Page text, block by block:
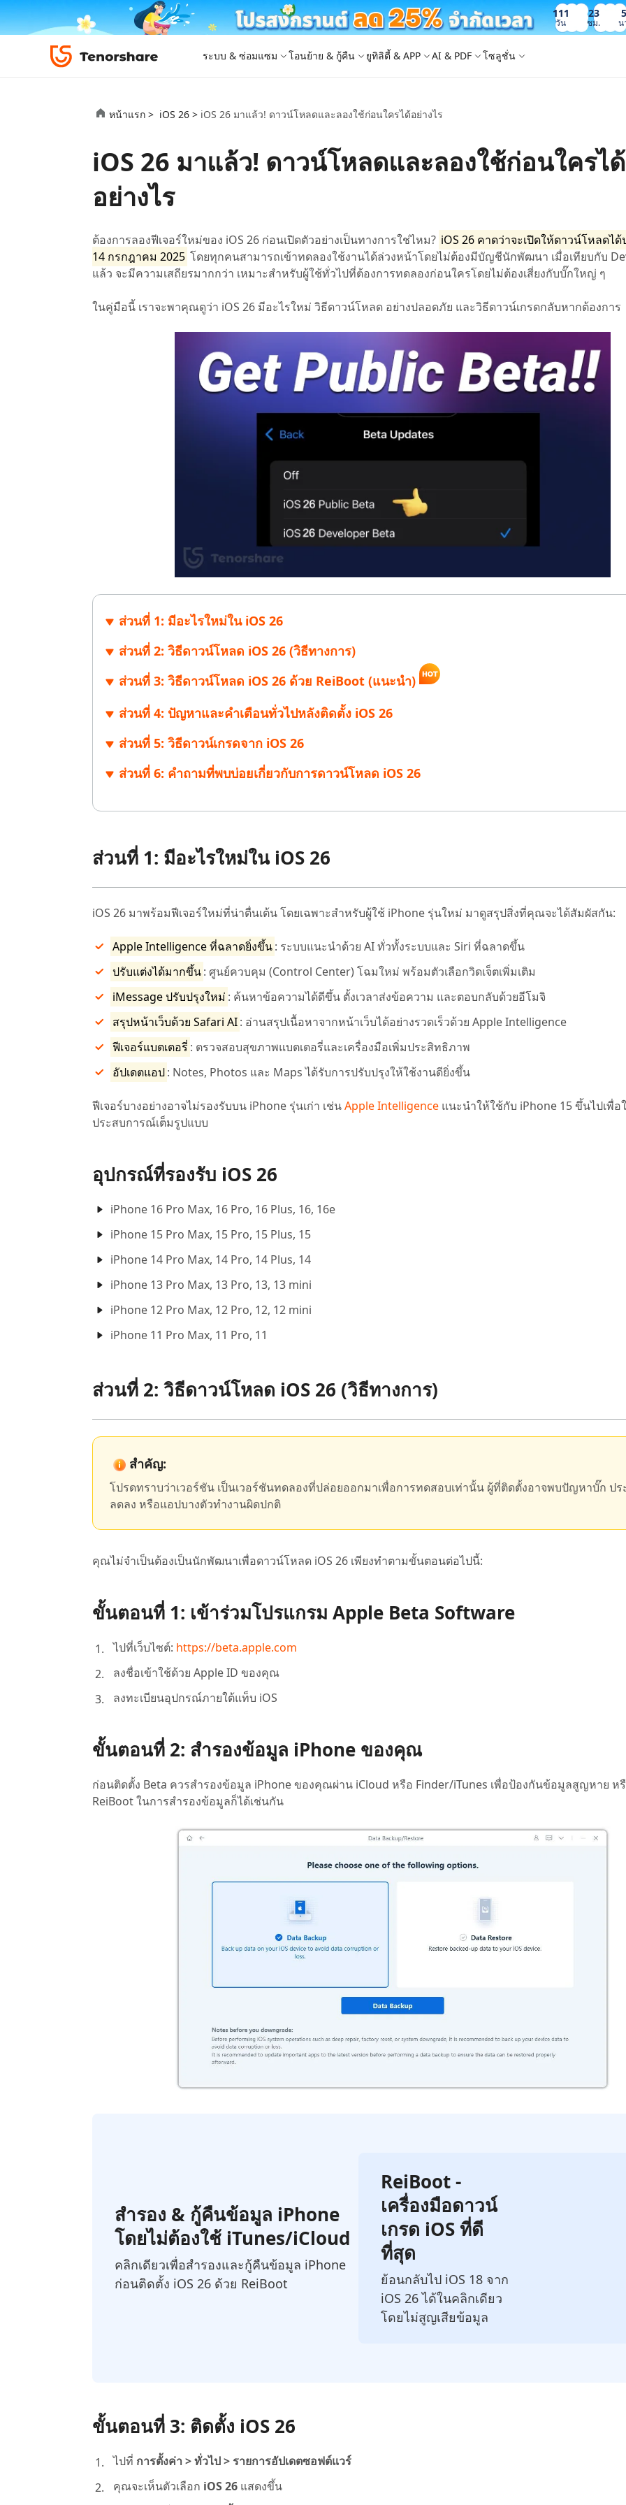
111
วัน
23
ชม. น
ReiBoot
PDNob
iAnyGo
ระบบ & ซ่อมแซม
ReiBoot - ซ่อมแซมระบบ iOS 4DDiG Windows Boot Genius
ReiBoot - ซ่อมแซมระบบ Android
ซ่อมแซมระบบ Android ง่าย ๆ
4DDiG Partition Manager 4DDiG Video Repair
โอนย้าย & กู้คืน
เครื่องมือโอนย้าย
ย้าย LINE ระหว่าง Android & iPhone สำรองและจัดการข้อมูล iOS อย่างง่ายดาย ย้าย Whatsapp ระหว่าง Android & iPhone
เครื่องมือกู้คืนข้อมูล
กู้คืนข้อมูล iPhone/iPad ที่สูญหาย กู้คืนข้อมูล Android โดยไม่ต้องรูท
UltData WhatsApp Recovery
กู้คืนการแชท WhatsApp บน Android/
4DDiG - Windows Data Recovery
กู้คืนไฟล์ที่ถูกลบใน Windows
4DDiG - Mac Data Recovery
กู้คืนไฟล์ที่ถูกลบบน Mac
ยูทิลิตี้ & APP
Desktop
เปลี่ยนตำแหน่งโดยไม่ต้องเจลเบรก/รูท ปลดล็อค iPhone/iPad โดยไม่ต้องใช้รหัสผ่าน ปลดล็อค Android และ bypass FRP
4MeKey- iPhone Activation Unlock
ปลดล็อค iCloud activation lock
Mobile
iAnyGo- iOS APP
เปลี่ยนตำแหน่ง iPhone โดยไม่ใช้พีซี
iAnyGo - Fake GPS APP Android
New
เปลี่ยนตำแหน่ง Android โดยไม่ต้องใช้พีซี
iCareFone Transfer APP
ย้ายแชท Whatsapp Android/iPhone
UltData for Android APP Cleanup Pro APP
ล้างข้อมูล iPhone ด้วย AI ฟรี
AI & PDF
Desktop
แก้ไขและปรับปรุง PDF ด้วย AI บน Windows
PDNob - PDF Editor for Mac
แก้ไขและจัดการ PDF ด้วย AI บน macOS
จับภาพและแปลงภาพเป็นข้อความ ลบไฟล์ซ้ำด้วย AI
Web
ใหม่
แปลงและรู้จำตัวอักษร (OCR) จาก PDF ได้ฟรีออน
สร้างสไลด์ได้ภายในไม่กี่วินาทีด้วย AI
Tenorshare AI Bypass
มาแรง
แปลงเนื้อหา AI ให้เหมือนเขียนโดยมนุษย์
2.0.0
สรุปเอกสาร PDF ได้อย่างชาญฉลาดด้วย AI
เขียนได้เร็วขึ้น ฉลาดขึ้น และดีกว่าด้วย AI
โซลูชั่น
หมวดหมู่โซลูชัน
iPhone MDM Bypass
โปรแกรมปลดล็อก Android
FRP Bypass
Android Data Recovery
ซ่อมแซมระบบ Android
กู้คืนรูปภาพของ iPhone
ดาวน์เกรด iOS
ศูนย์กลางร้านค้า
หน้าแรก > iOS 26 > iOS 26 มาแล้ว! ดาวน์โหลดและลองใช้ก่อนใครได้อย่างไร
iOS 26 มาแล้ว! ดาวน์โหลดและลองใช้ก่อนใครได้
อย่างไร
ต้องการลองฟีเจอร์ใหม่ของ iOS 26 ก่อนเปิดตัวอย่างเป็นทางการใช่ไหม? iOS 26 คาดว่าจะเปิดให้ดาวน์โหลดไ
14 กรกฎาคม 2025 โดยทุกคนสามารถเข้าทดลองใช้งานได้ล่วงหน้าโดยไม่ต้องมีบัญชีนักพัฒนา เมื่อเทียบกับ
แล้ว จะมีความเสถียรมากกว่า เหมาะสำหรับผู้ใช้ทั่วไปที่ต้องการทดลองก่อนใครโดยไม่ต้องเสี่ยงกับบั๊กใหญ่ ๆ
ในคู่มือนี้ เราจะพาคุณดูว่า iOS 26 มีอะไรใหม่ วิธีดาวน์โหลด อย่างปลอดภัย และวิธีดาวน์เกรดกลับหากต้องการ
ส่วนที่ 1: มีอะไรใหม่ใน iOS 26
ส่วนที่ 2: วิธีดาวน์โหลด iOS 26 (วิธีทางการ)
ส่วนที่ 3: วิธีดาวน์โหลด iOS 26 ด้วย ReiBoot (แนะนำ)
ส่วนที่ 4: ปัญหาและคำเตือนทั่วไปหลังติดตั้ง iOS 26
ส่วนที่ 5: วิธีดาวน์เกรดจาก iOS 26
ส่วนที่ 6: คำถามที่พบบ่อยเกี่ยวกับการดาวน์โหลด iOS 26
ส่วนที่ 1: มีอะไรใหม่ใน iOS 26
iOS 26 มาพร้อมฟีเจอร์ใหม่ที่น่าตื่นเต้น โดยเฉพาะสำหรับผู้ใช้ iPhone รุ่นใหม่ มาดูสรุปสิ่งที่คุณจะได้สัมผัสกัน:
Apple Intelligence ที่ฉลาดยิ่งขึ้น: ระบบแนะนำด้วย AI ทั่วทั้งระบบและ Siri ที่ฉลาดขึ้น
ปรับแต่งได้มากขึ้น: ศูนย์ควบคุม (Control Center) โฉมใหม่ พร้อมตัวเลือกวิดเจ็ตเพิ่มเติม
iMessage ปรับปรุงใหม่ : ค้นหาข้อความได้ดีขึ้น ตั้งเวลาส่งข้อความ และตอบกลับด้วยอีโมจิ
สรุปหน้าเว็บด้วย Safari AI: อ่านสรุปเนื้อหาจากหน้าเว็บได้อย่างรวดเร็วด้วย Apple Intelligence
ฟีเจอร์แบตเตอรี่ : ตรวจสอบสุขภาพแบตเตอรี่และเครื่องมือเพิ่มประสิทธิภาพ
อัปเดตแอป: Notes, Photos และ Maps ได้รับการปรับปรุงให้ใช้งานดียิ่งขึ้น
ฟีเจอร์บางอย่างอาจไม่รองรับบน iPhone รุ่นเก่า เช่นApple Intelligence แนะนำให้ใช้กับ iPhone 15 ขึ้นไปเพื่อ
ประสบการณ์เต็มรูปแบบ
อุปกรณ์ที่รองรับ iOS 26
iPhone 16 Pro Max, 16 Pro, 16 Plus, 16, 16e
iPhone 15 Pro Max, 15 Pro, 15 Plus, 15
iPhone 14 Pro Max, 14 Pro, 14 Plus, 14
iPhone 13 Pro Max, 13 Pro, 13, 13 mini
iPhone 12 Pro Max, 12 Pro, 12, 12 mini
iPhone 11 Pro Max, 11 Pro, 11
ส่วนที่ 2: วิธีดาวน์โหลด iOS 26 (วิธีทางการ)
สำคัญ:
โปรดทราบว่าเวอร์ชัน เป็นเวอร์ชันทดลองที่ปล่อยออกมาเพื่อการทดสอบเท่านั้น ผู้ที่ติดตั้งอาจพบปัญหาบั๊ก ป
ลดลง หรือแอปบางตัวทำงานผิดปกติ
คุณไม่จำเป็นต้องเป็นนักพัฒนาเพื่อดาวน์โหลด iOS 26 เพียงทำตามขั้นตอนต่อไปนี้:
ขั้นตอนที่ 1: เข้าร่วมโปรแกรม Apple Beta Software
ไปที่เว็บไซต์: https://beta.apple.com
ลงชื่อเข้าใช้ด้วย Apple ID ของคุณ
ลงทะเบียนอุปกรณ์ภายใต้แท็บ iOS
ขั้นตอนที่ 2: สำรองข้อมูล iPhone ของคุณ
ก่อนติดตั้ง Beta ควรสำรองข้อมูล iPhone ของคุณผ่าน iCloud หรือ Finder/iTunes เพื่อป้องกันข้อมูลสูญหาย ห
ReiBoot ในการสำรองข้อมูลก็ได้เช่นกัน
สำรอง & กู้คืนข้อมูล iPhone
โดยไม่ต้องใช้ iTunes/iCloud
คลิกเดียวเพื่อสำรองและกู้คืนข้อมูล iPhone
ก่อนติดตั้ง iOS 26 ด้วย ReiBoot
ReiBoot -
เครื่องมือดาวน์
เกรด iOS ที่ดี
ที่สุด
ย้อนกลับไป iOS 18 จาก
iOS 26 ได้ในคลิกเดียว
โดยไม่สูญเสียข้อมูล
ขั้นตอนที่ 3: ติดตั้ง iOS 26
ไปที่ การตั้งค่า > ทั่วไป > รายการอัปเดตซอฟต์แวร์
คุณจะเห็นตัวเลือก iOS 26 แสดงขึ้น